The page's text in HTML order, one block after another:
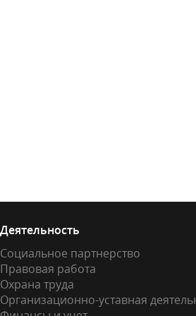
Деятельность
Социальное партнерство
Правовая работа
Охрана труда
Организационно-уставная